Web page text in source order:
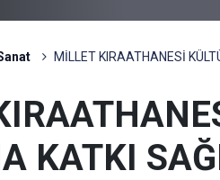
MİLLET KIRAATHANESİ
KATKI